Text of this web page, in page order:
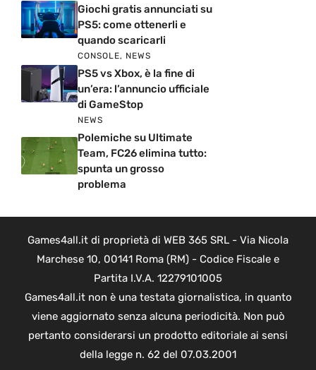
Giochi gratis annunciati su
PS5: come ottenerli e
quando scaricarli
CONSOLE, NEWS
PS5 vs Xbox, è la fine di
un’era: l’annuncio ufficiale
di GameStop
NEWS
Polemiche su Ultimate
Team, FC26 elimina tutto:
spunta un grosso
problema
Games4all.it di proprietà di WEB 365 SRL - Via Nicola
Marchese 10, 00141 Roma (RM) - Codice Fiscale e
Partita I.V.A. 12279101005
Games4all.it non è una testata giornalistica, in quanto
viene aggiornato senza alcuna periodicità. Non può
pertanto considerarsi un prodotto editoriale ai sensi
della legge n. 62 del 07.03.2001